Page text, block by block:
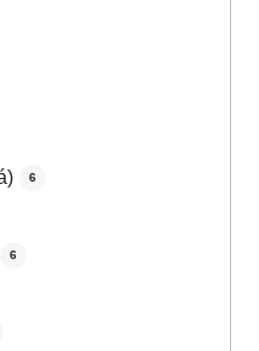
6
6